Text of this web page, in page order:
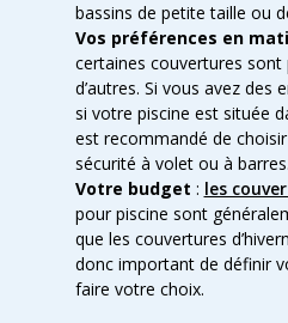
bassins de petite taille ou
Vos préférences en
certaines couvertures sont
d’autres. Si vous avez des
si votre piscine est située
est recommandé de
sécurité à volet ou à barres.
Votre budget : les
pour piscine sont
que les couvertures
donc important de définir
faire votre choix.